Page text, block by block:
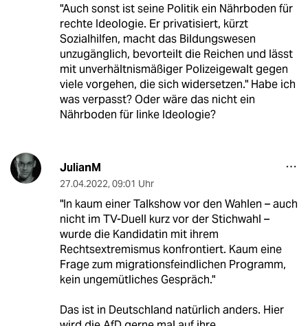
"Auch sonst ist seine Politik ein Nährboden für
rechte Ideologie. Er privatisiert, kürzt
Sozialhilfen, macht das Bildungswesen
unzugänglich, bevorteilt die Reichen und lässt
mit unverhältnismäßiger Polizeigewalt gegen
viele vorgehen, die sich widersetzen." Habe ich
was verpasst? Oder wäre das nicht ein
Nährboden für linke Ideologie?
JulianM
27.04.2022, 09:01 Uhr
"In kaum einer Talkshow vor den Wahlen – auch
nicht im TV-Duell kurz vor der Stichwahl –
wurde die Kandidatin mit ihrem
Rechtsextremismus konfrontiert. Kaum eine
Frage zum migrationsfeindlichen Programm,
kein ungemütliches Gespräch."
Das ist in Deutschland natürlich anders. Hier